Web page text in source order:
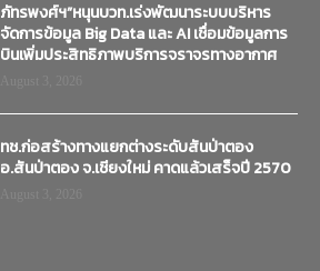
ภัทรพงศ์ฯ”หนุนบวท.เร่งพัฒนาระบบบริหาร
จัดการข้อมูล Big Data และ AI เชื่อมข้อมูลการ
บินเพิ่มประสิทธิภาพบริการจราจรทางอากาศ
ทช.ก่อสร้างทางแยกต่างระดับสันป่าตอง
อ.สันป่าตอง จ.เชียงใหม่ คาดแล้วเสร็จปี 2570